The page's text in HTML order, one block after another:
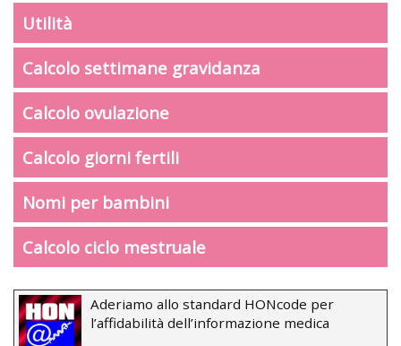
Utilità
Calcolo settimane gravidanza
Calcolo ovulazione
Calcolo giorni fertili
Nomi per bambini
Calcolo ciclo mestruale
Aderiamo allo standard HONcode per
l’affidabilità dell’informazione medica